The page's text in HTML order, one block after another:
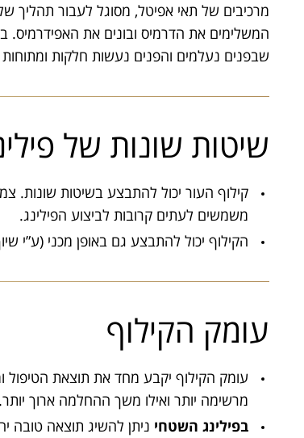
מרכיבים של תאי אפיטל, מסוגל לעבור תהליך
המשלימים את הדרמיס ובונים את האפידרמיס.
שבפנים נעלמים והפנים נעשות חלקות ומתוחות
שיטות שונות של
משמשים לעתים קרובות לביצוע הפילינג.
הקילוף יכול להתבצע גם באופן מכני (ע”י
עומק הקילוף
עומק הקילוף יקבע מחד את תוצאת
מרשימה יותר ואילו משך ההחלמה ארוך יותר.
בפילינג השטחי ניתן להשיג תוצאה טובה